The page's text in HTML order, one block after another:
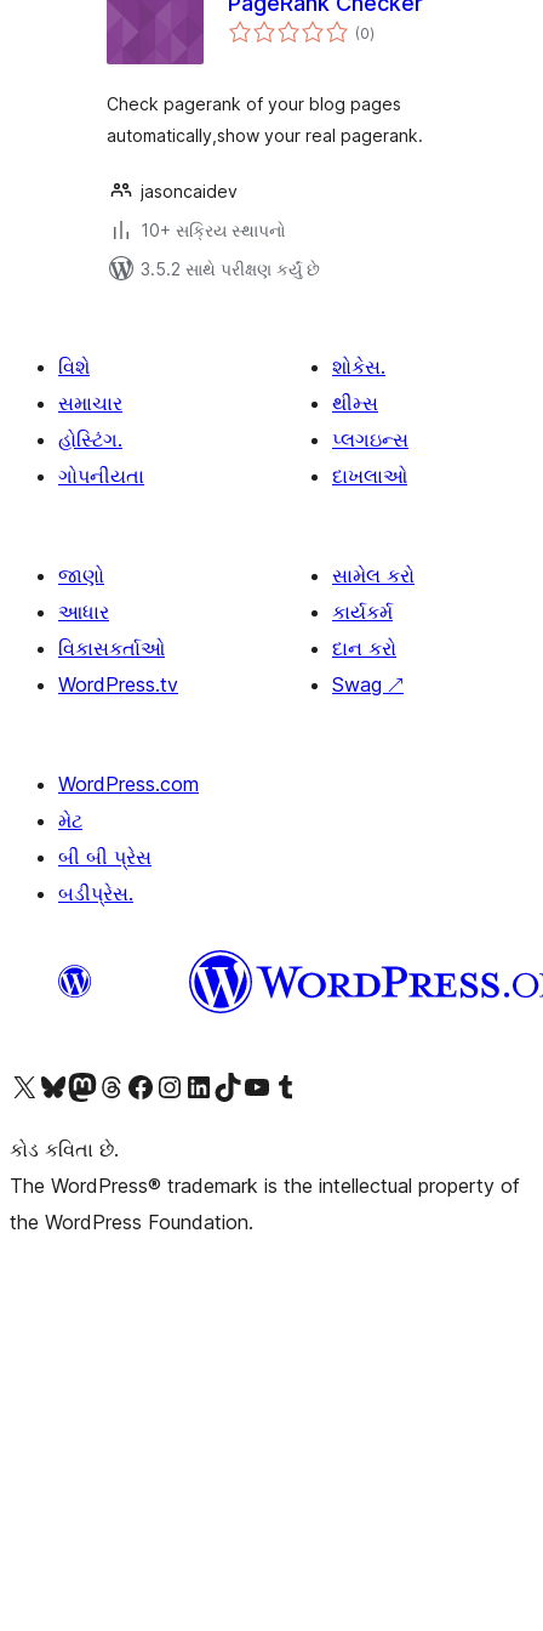
(0કુલ
રેટિંગ્સ
)
Check pagerank of your blog pages
automatically,show your real pagerank.
jasoncaidev
10+ સક્રિય સ્થાપનો
3.5.2 સાથે પરીક્ષણ કર્યું છે
વિશે
સમાચાર
હોસ્ટિંગ.
ગોપનીયતા
શોકેસ.
થીમ્સ
પ્લગઇન્સ
દાખલાઓ
જાણો
આધાર
વિકાસકર્તાઓ
WordPress.tv
સામેલ કરો
કાર્યકર્મ
દાન કરો
Swag ↗
WordPress.com
મેટ
બી બી પ્રેસ
બડીપ્રેસ.
અમારા X (અગાઉ ટ્વિટર) એકાઉન્ટની મુલાકાત લોઅમારા Bluesky એકાઉન્ટની મુલાકાત લોઅમારા માસ્ટોડોન એકાઉન્ટની મુલાકાત લોઅમારા Threads એકાઉન્ટની મુલાકાત લો અમારા ફેસબુક પેજની મુલાકાત લોઅમારા ઇન્સ્ટાગ્રામ એકાઉન્ટની મુલાકાત લો અમારા LinkedIn એકાઉન્ટની મુલાકાત લોઅમારા TikTok એકાઉન્ટની મુલાકાત લોઅમારી YouTube ચેનલની મુલાકાત લો અમારા Tumblr એકાઉન્ટની મુલાકાત લો
કોડ કવિતા છે.
The WordPress® trademark is the intellectual property of
the WordPress Foundation.